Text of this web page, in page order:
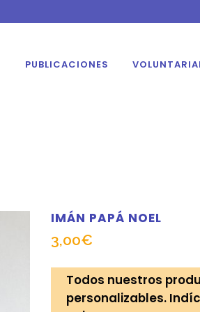
PUBLICACIONES
IMÁN PAPÁ NOEL
3,00€
Todos nuestros
personalizables.